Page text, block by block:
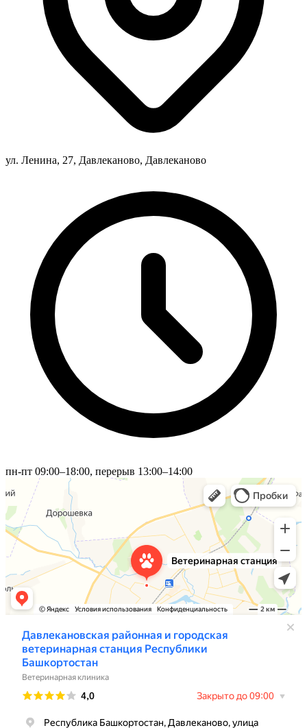
ул. Ленина, 27, Давлеканово, Давлеканово
пн-пт 09:00–18:00, перерыв 13:00–14:00